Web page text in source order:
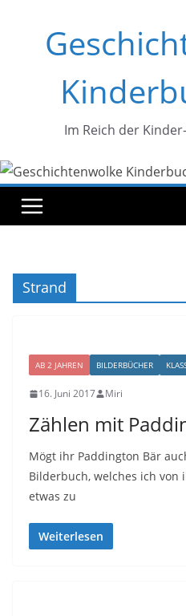
springen
Im Reich der
Strand
AB 2 JAHREN BILDERBÜCHER
16. Juni 2017 Miri
Zählen mit
Mögt ihr Paddington Bär
Bilderbuch, welches ich von
etwas zu
Weiterlesen